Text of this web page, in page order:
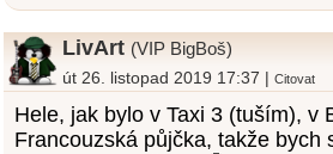
LivArt (VIP BigBoš)
út 26. listopad 2019 17:37 |Citovat
Hele, jak bylo v Taxi 3 (tuším), v
Francouzská půjčka, takže bych